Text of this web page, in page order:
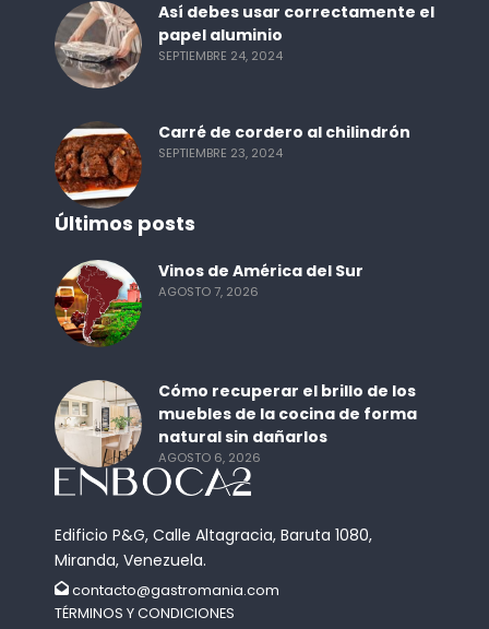
Edificio P&G, Calle Altagracia, Baruta 1080,
Miranda, Venezuela.
contacto@gastromania.com
TÉRMINOS Y CONDICIONES
Así debes usar correctamente el
papel aluminio
SEPTIEMBRE 24, 2024
Carré de cordero al chilindrón
SEPTIEMBRE 23, 2024
Últimos posts
Vinos de América del Sur
AGOSTO 7, 2026
Cómo recuperar el brillo de los
muebles de la cocina de forma
natural sin dañarlos
AGOSTO 6, 2026